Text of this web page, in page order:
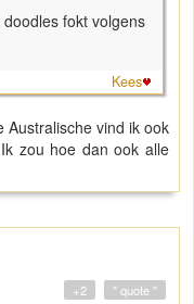
fokt volgens
Kees
Australische vind ik ook
zou hoe dan ook alle
" quote "
+2